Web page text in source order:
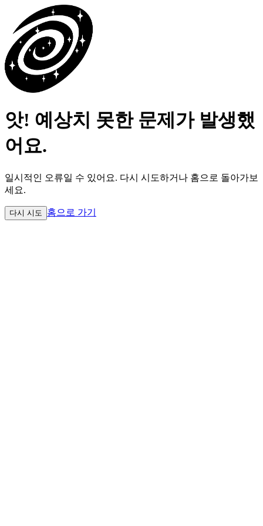
앗! 예상치 못한 문제가 발생했
어요.
일시적인 오류일 수 있어요. 다시 시도하거나 홈으로 돌아가보
세요.
다시 시도 홈으로 가기